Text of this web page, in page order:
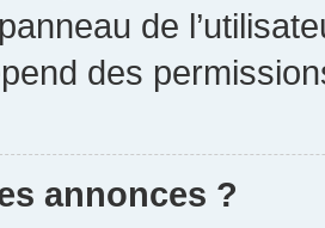
de
des
annonces ?